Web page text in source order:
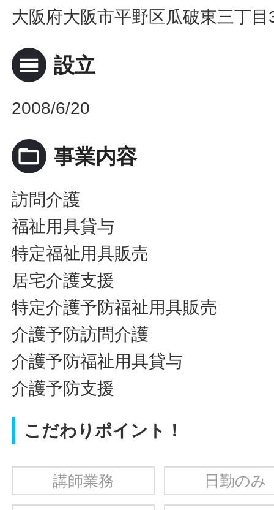
大阪府大阪市平野区瓜破東三丁目
calendar_view_day 設立
2008/6/20
folder_open 事業内容
訪問介護
福祉用具貸与
特定福祉用具販売
居宅介護支援
特定介護予防福祉用具販売
介護予防訪問介護
介護予防福祉用具貸与
介護予防支援
こだわりポイント！
講師業務 日勤のみ